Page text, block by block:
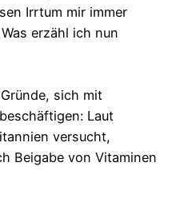
Irrtum mir immer
erzähl ich nun
sich mit
Laut
versucht,
Beigabe von Vitaminen